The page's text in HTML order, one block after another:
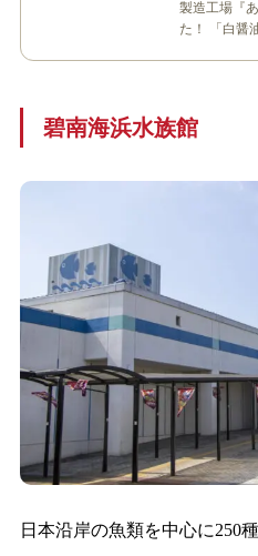
製造工場『
た！ 「白醤
碧南海浜水族館
日本沿岸の魚類を中心に250